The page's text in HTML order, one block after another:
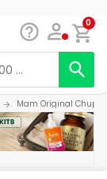
0
Mam Original